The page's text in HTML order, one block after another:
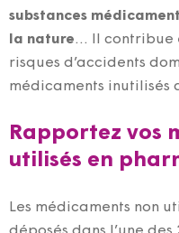
substances
la nature… Il contribue
risques d’accidents
médicaments inutilisés
Rapportez vos
utilisés en
Les médicaments non